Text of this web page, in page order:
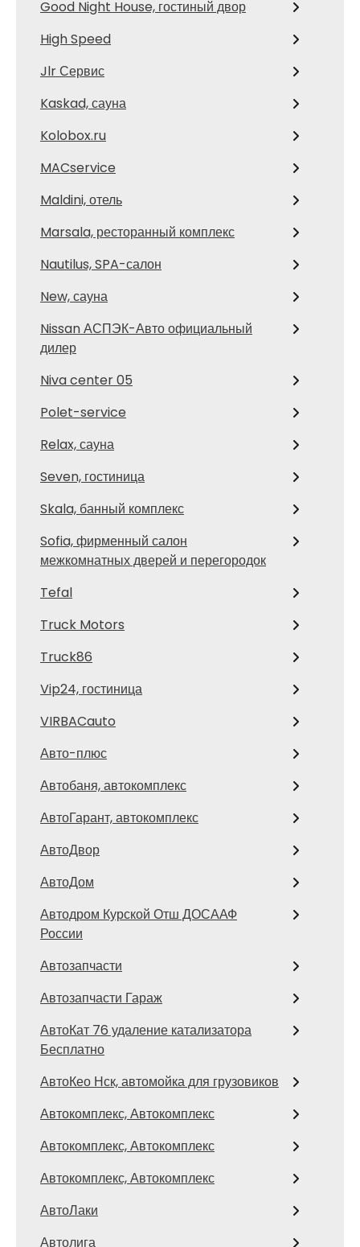
Good Night House, гостиный двор
High Speed
Jlr Сервис
Kaskad, сауна
Kolobox.ru
MACservice
Maldini, отель
Marsala, ресторанный комплекс
Nautilus, SPA-салон
New, сауна
Nissan АСПЭК-Авто официальный
дилер
Niva center 05
Polet-service
Relax, сауна
Seven, гостиница
Skala, банный комплекс
Sofia, фирменный салон
межкомнатных дверей и перегородок
Tefal
Truck Motors
Truck86
Vip24, гостиница
VIRBACauto
Авто-плюс
Автобаня, автокомплекс
АвтоГарант, автокомплекс
АвтоДвор
АвтоДом
Автодром Курской Отш ДОСААФ
России
Автозапчасти
Автозапчасти Гараж
АвтоКат 76 удаление катализатора
Бесплатно
АвтоКео Нск, автомойка для грузовиков
Автокомплекс, Автокомплекс
Автокомплекс, Автокомплекс
Автокомплекс, Автокомплекс
АвтоЛаки
Автолига